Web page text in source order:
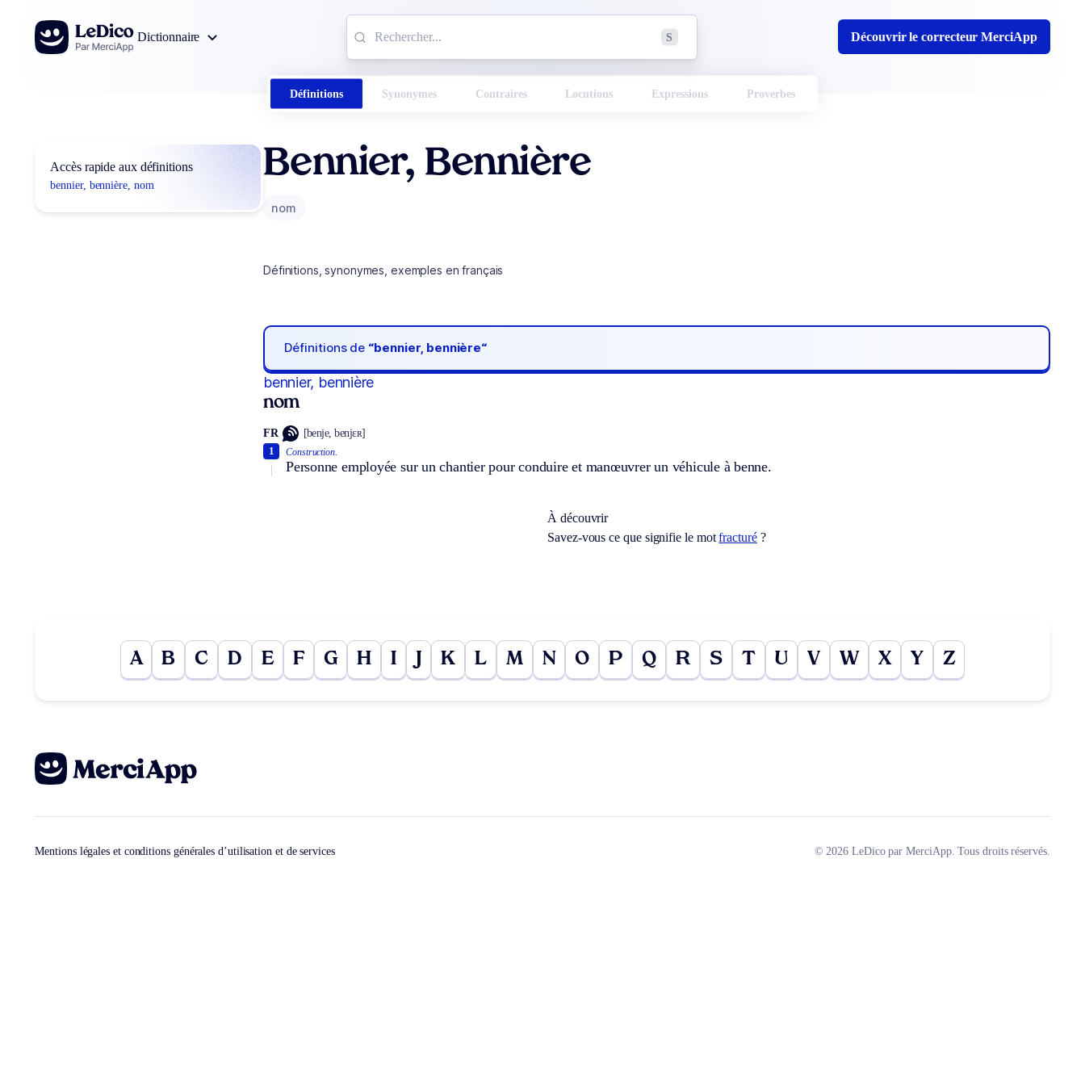
Aller au contenu
Dictionnaire
S Découvrir le correcteur MerciApp
Définitions Synonymes Contraires Locutions Expressions Proverbes
Accès rapide aux définitions
bennier, bennière, nom
Bennier, Bennière
nom
Définitions, synonymes, exemples en français
Définitions de “bennier, bennière“
bennier, bennière
nom
FR [benje, benjɛʀ]
Construction.
Personne employée sur un chantier pour conduire et manœuvrer un véhicule à benne.
1
À découvrir
Savez-vous ce que signifie le motfracturé?
A B C D E F G H I K L M N O P Q R S T U V W X Y Z
Mentions légales et conditions générales d’utilisation et de services © 2026 LeDico par MerciApp. Tous droits réservés.